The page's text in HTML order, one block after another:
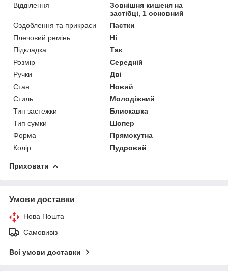
Відділення
Зовнішня кишеня на
застібці, 1 основний
Оздоблення та прикраси
Паєтки
Плечовий ремінь
Ні
Підкладка
Так
Розмір
Середній
Ручки
Дві
Стан
Новий
Стиль
Молодіжний
Тип застежки
Блискавка
Тип сумки
Шопер
Форма
Прямокутна
Колір
Пудровий
Приховати
Умови доставки
Нова Пошта
Самовивіз
Всі умови доставки